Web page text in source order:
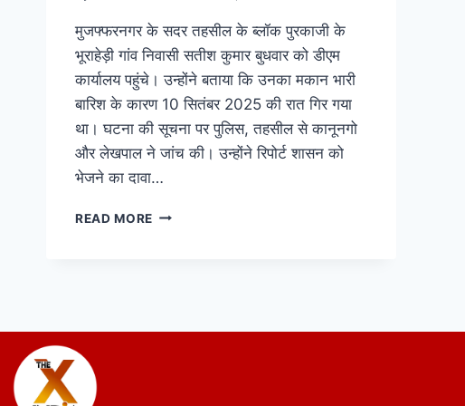
मुजफ्फरनगर के सदर तहसील के ब्लॉक पुरकाजी के
भूराहेड़ी गांव निवासी सतीश कुमार बुधवार को डीएम
कार्यालय पहुंचे। उन्होंने बताया कि उनका मकान भारी
बारिश के कारण 10 सितंबर 2025 की रात गिर गया
था। घटना की सूचना पर पुलिस, तहसील से कानूनगो
और लेखपाल ने जांच की। उन्होंने रिपोर्ट शासन को
भेजने का दावा…
READ MORE